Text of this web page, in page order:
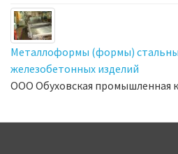
Металлоформы (формы)
железобетонных изделий
ООО Обуховская промышленная